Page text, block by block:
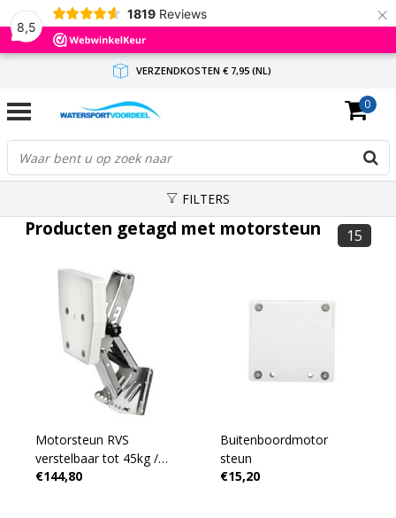
8,5
1819 Reviews ×
VERZENDKOSTEN € 7,95 (NL)
GRATIS VERZENDING(NL) VANAF € 65,-
BINNEN 1-3 WERKDAGEN ANTWOORD
0
FILTERS
Producten getagd met motorsteun 15
Motorsteun RVS
verstelbaar tot 45kg /
20Pk
€144,80
Buitenboordmotor
steun
€15,20